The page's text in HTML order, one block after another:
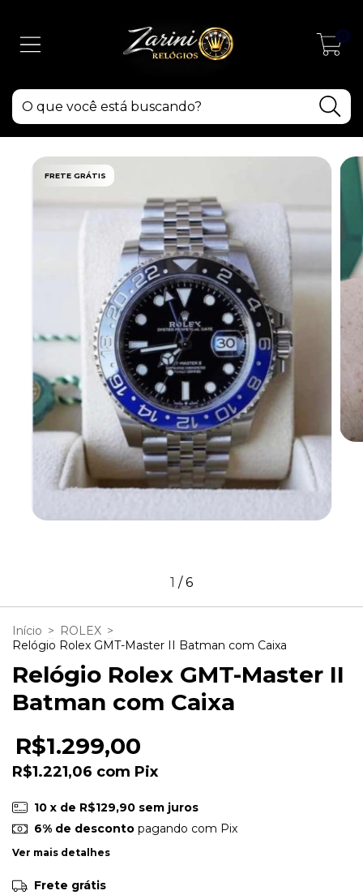
0
FRETE GRÁTIS
1 /6
Início > ROLEX >
Relógio Rolex GMT-Master II Batman com Caixa
Relógio Rolex GMT-Master II
Batman com Caixa
R$1.299,00
R$1.221,06 com Pix
10 x de R$129,90 sem juros
6% de descontopagando com Pix
Ver mais detalhes
Frete grátis